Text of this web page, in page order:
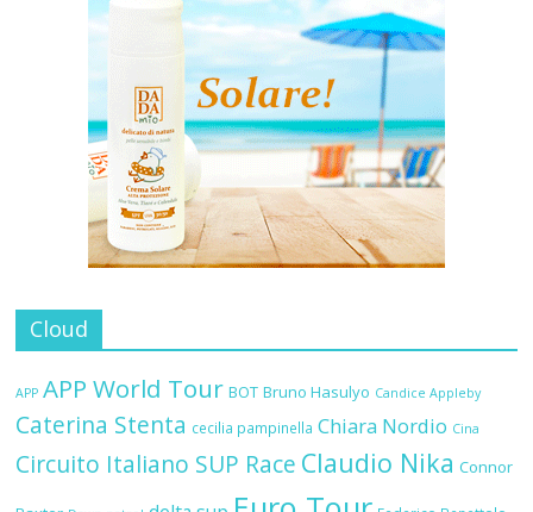
Cloud
APP APP World Tour BOT Bruno Hasulyo Candice Appleby
Caterina Stenta cecilia pampinella Chiara Nordio Cina
Circuito Italiano SUP Race Claudio Nika Connor